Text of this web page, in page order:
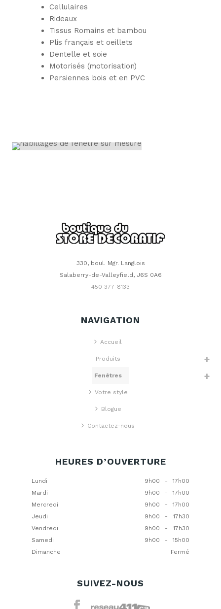
Cellulaires
Rideaux
Tissus Romains et bambou
Plis français et oeillets
Dentelle et soie
Motorisés (motorisation)
Persiennes bois et en PVC
330, boul. Mgr. Langlois
Salaberry-de-Valleyfield, J6S 0A6
450 377-8133
NAVIGATION
Accueil
Produits
Fenêtres
Votre style
Blogue
Contactez-nous
HEURES D’OUVERTURE
Lundi 9h00 -
17h00
Mardi
9h00 -
17h00
Mercredi
9h00 -
17h00
Jeudi
9h00 -
17h30
Vendredi
9h00 -
17h30
Samedi
9h00 -
15h00
Dimanche
Fermé
SUIVEZ-NOUS